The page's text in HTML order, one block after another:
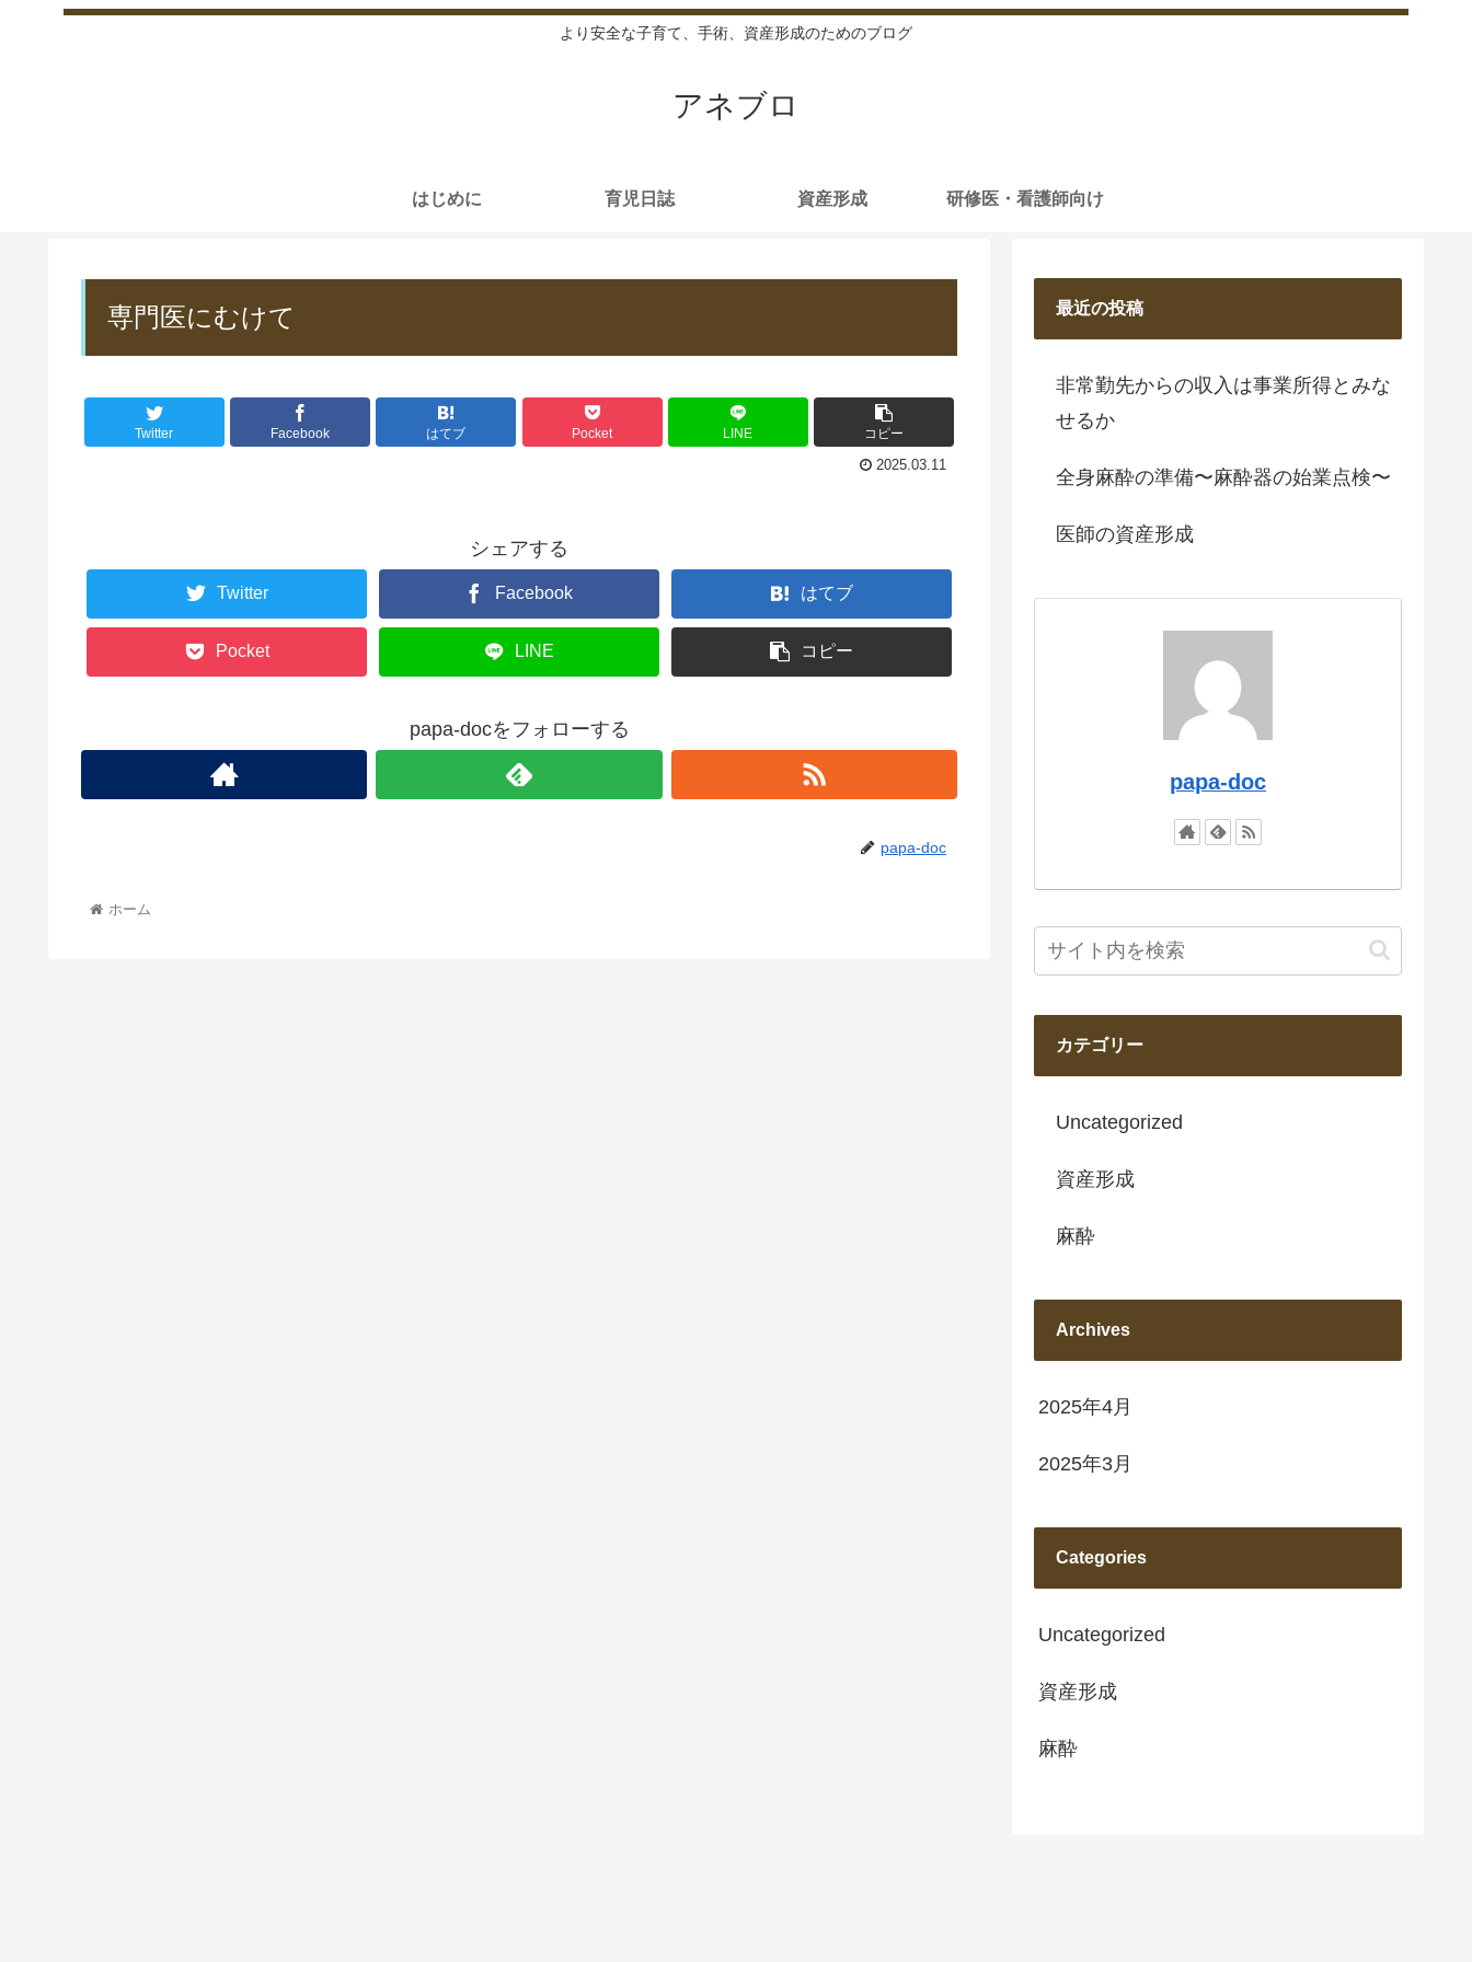
より安全な子育て、手術、資産形成のためのブログ
アネブロ
はじめに 育児日誌 資産形成 研修医・看護師向け
専門医にむけて
Twitter Facebook はてブ Pocket LINE コピー
2025.03.11
シェアする
Twitter Facebook はてブ
Pocket LINE コピー
papa-docをフォローする
papa-doc
ホーム
最近の投稿
非常勤先からの収入は事業所得とみな
せるか
全身麻酔の準備〜麻酔器の始業点検〜
医師の資産形成
papa-doc
カテゴリー
Uncategorized
資産形成
麻酔
Archives
2025年4月
2025年3月
Categories
Uncategorized
資産形成
麻酔